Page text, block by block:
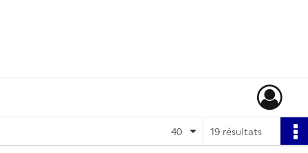
19 résultats
40